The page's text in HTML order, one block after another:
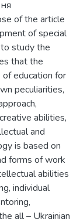
of the article
of special
study the
that the
education for
peculiarities,
abilities,
and
is based on
forms of work
abilities
individual
all – Ukrainian